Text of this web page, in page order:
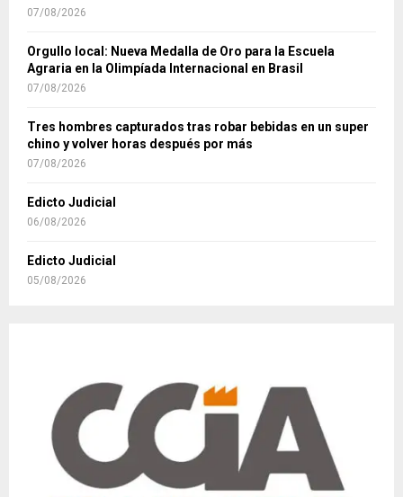
07/08/2026
Orgullo local: Nueva Medalla de Oro para la Escuela
Agraria en la Olimpíada Internacional en Brasil
07/08/2026
Tres hombres capturados tras robar bebidas en un super
chino y volver horas después por más
07/08/2026
Edicto Judicial
06/08/2026
Edicto Judicial
05/08/2026